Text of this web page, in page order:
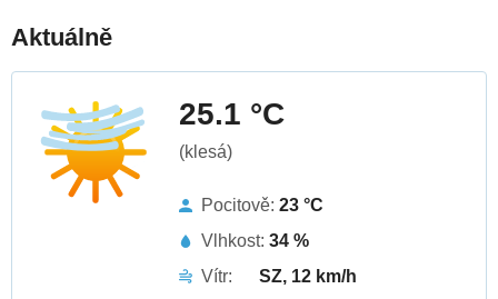
Aktuálně
25.1 °C
(klesá)
Pocitově: 23 °C
Vlhkost: 34 %
Vítr:
SZ, 12 km/h